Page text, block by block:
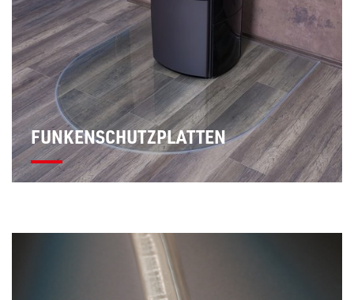
FUNKENSCHUTZPLATTEN